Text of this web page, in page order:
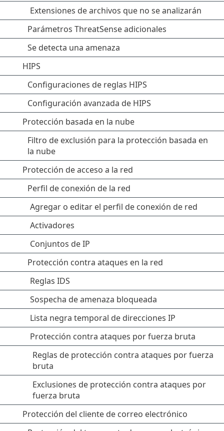
Extensiones de archivos que no se analizarán
Parámetros ThreatSense adicionales
Se detecta una amenaza
HIPS
Configuraciones de reglas HIPS
Configuración avanzada de HIPS
Protección basada en la nube
Filtro de exclusión para la protección basada en
la nube
Protección de acceso a la red
Perfil de conexión de la red
Agregar o editar el perfil de conexión de red
Activadores
Conjuntos de IP
Protección contra ataques en la red
Reglas IDS
Sospecha de amenaza bloqueada
Lista negra temporal de direcciones IP
Protección contra ataques por fuerza bruta
Reglas de protección contra ataques por fuerza
bruta
Exclusiones de protección contra ataques por
fuerza bruta
Protección del cliente de correo electrónico